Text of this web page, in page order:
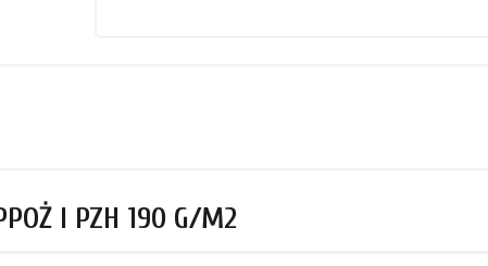
I PZH 190 G/M2